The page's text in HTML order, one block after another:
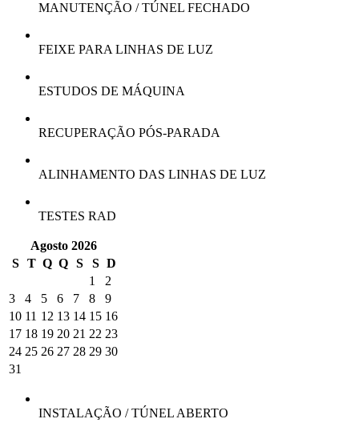
MANUTENÇÃO / TÚNEL FECHADO
FEIXE PARA LINHAS DE LUZ
ESTUDOS DE MÁQUINA
RECUPERAÇÃO PÓS-PARADA
ALINHAMENTO DAS LINHAS DE LUZ
TESTES RAD
Agosto 2026
S
T Q Q S S D
1
2
3
4 5 6 7 8
9
10 11 12 13 14 15 16
17 18 19 20 21 22 23
24 25 26 27 28 29 30
31
INSTALAÇÃO / TÚNEL ABERTO